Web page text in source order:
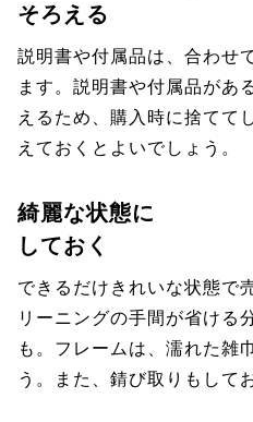
そろえる
説明書や付属品は、合わせ
ます。説明書や付属品があ
えるため、購入時に捨てて
えておくとよいでしょう。
綺麗な状態に
しておく
できるだけきれいな状態で
リーニングの手間が省ける
も。フレームは、濡れた雑
う。また、錆び取りもして